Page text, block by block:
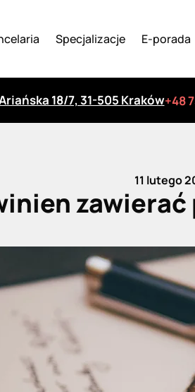
Specjalizacje E-porada
18/7, 31-505 Kraków+48
11 lutego